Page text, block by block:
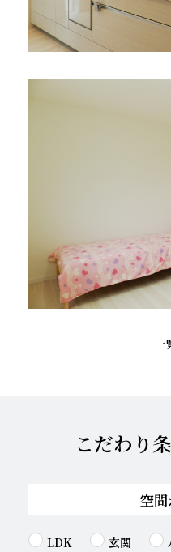
一
こだわり
空
LDK 玄関